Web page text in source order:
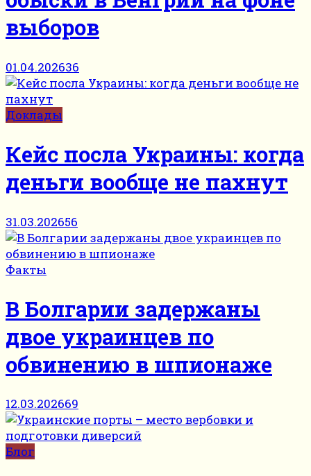
выборов
01.04.202636
Доклады
Кейс посла Украины: когда
деньги вообще не пахнут
31.03.202656
Факты
В Болгарии задержаны
двое украинцев по
обвинению в шпионаже
12.03.202669
Блог